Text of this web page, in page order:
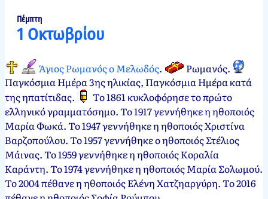
Πέμπτη
1 Οκτωβρίου
Άγιος Ρωμανός ο Μελωδός. Ρωμανός.
Παγκόσμια Ημέρα 3ης ηλικίας, Παγκόσμια Ημέρα κατά
της ηπατίτιδας.
Το 1861 κυκλοφόρησε το πρώτο
ελληνικό γραμματόσημο. Το 1917 γεννήθηκε η ηθοποιός
Μαρία Φωκά. Το 1947 γεννήθηκε η ηθοποιός Χριστίνα
Βαρζοπούλου. Το 1957 γεννήθηκε ο ηθοποιός Στέλιος
Μάινας. Το 1959 γεννήθηκε η ηθοποιός Κοραλία
Καράντη. Το 1974 γεννήθηκε η ηθοποιός Μαρία Σολωμού.
Το 2004 πέθανε η ηθοποιός Ελένη Χατζηαργύρη. Το 2016